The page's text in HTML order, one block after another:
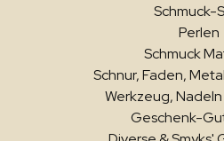
Schmuck-
Perlen
Schmuck
Schnur, Faden,
Werkzeug,
Geschenk-